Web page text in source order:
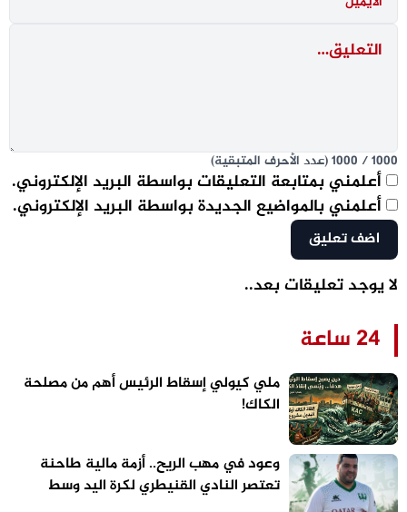
1000
/
1000(عدد الأحرف المتبقية)
أعلمني بمتابعة التعليقات بواسطة البريد الإلكتروني.
أعلمني بالمواضيع الجديدة بواسطة البريد الإلكتروني.
لا يوجد تعليقات بعد..
24 ساعة
ملي كيولي إسقاط الرئيس أهم من مصلحة
الكاك!
وعود في مهب الريح.. أزمة مالية طاحنة
تعتصر النادي القنيطري لكرة اليد وسط